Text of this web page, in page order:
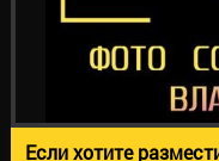
Если хотите